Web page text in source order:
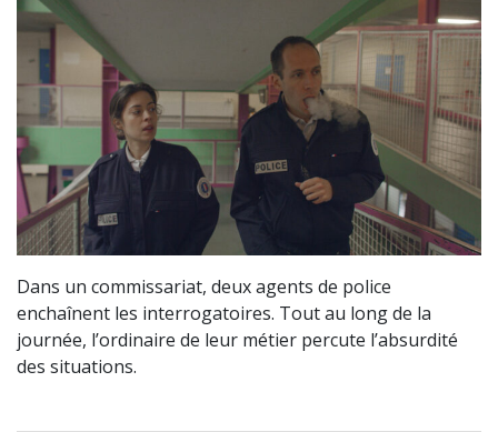
Dans un commissariat, deux agents de police
enchaînent les interrogatoires. Tout au long de la
journée, l’ordinaire de leur métier percute l’absurdité
des situations.